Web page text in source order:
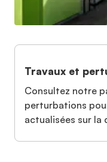
Travaux et
Consultez notre
perturbations
actualisées sur